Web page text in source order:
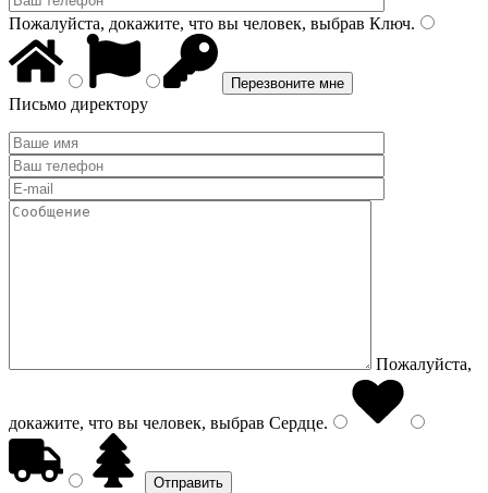
Пожалуйста, докажите, что вы человек, выбрав Ключ.
Письмо директору
Пожалуйста,
докажите, что вы человек, выбрав Сердце.